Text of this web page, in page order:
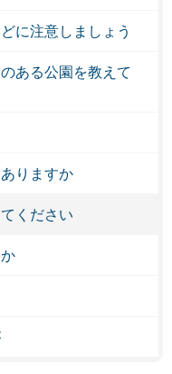
に注意しましょう
ある公園を教えて
りますか
ください